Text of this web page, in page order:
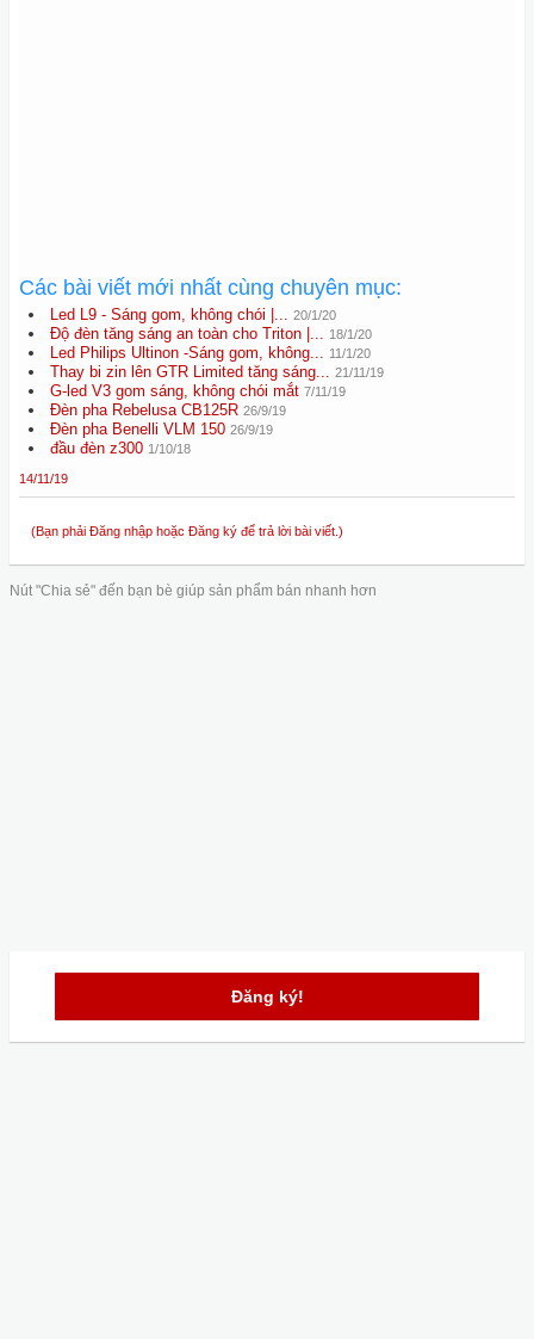
Các bài viết mới nhất cùng chuyên mục:
Led L9 - Sáng gom, không chói |... 20/1/20
Độ đèn tăng sáng an toàn cho Triton |... 18/1/20
Led Philips Ultinon -Sáng gom, không... 11/1/20
Thay bi zin lên GTR Limited tăng sáng... 21/11/19
G-led V3 gom sáng, không chói mắt 7/11/19
Đèn pha Rebelusa CB125R 26/9/19
Đèn pha Benelli VLM 150 26/9/19
đầu đèn z300 1/10/18
14/11/19
(Bạn phải Đăng nhập hoặc Đăng ký để trả lời bài viết.)
Nút "Chia sẻ" đến bạn bè giúp sản phẩm bán nhanh hơn
Đăng ký!